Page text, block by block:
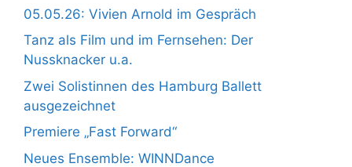
05.05.26: Vivien Arnold im Gespräch
Tanz als Film und im Fernsehen: Der
Nussknacker u.a.
Zwei Solistinnen des Hamburg Ballett
ausgezeichnet
Premiere „Fast Forward“
Neues Ensemble: WINNDance